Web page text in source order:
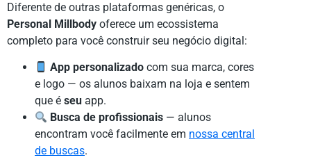
Diferente de outras plataformas genéricas, o
Personal Millbody oferece um ecossistema
completo para você construir seu negócio digital:
App personalizado com sua marca, cores
e logo — os alunos baixam na loja e sentem
que é seu app.
Busca de profissionais — alunos
encontram você facilmente em nossa central
de buscas.